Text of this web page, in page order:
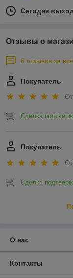
Сегодня
Отзывы о
6 отзывов за
Покупатель
Сделка
Покупатель
Сделка
О нас
Контакты